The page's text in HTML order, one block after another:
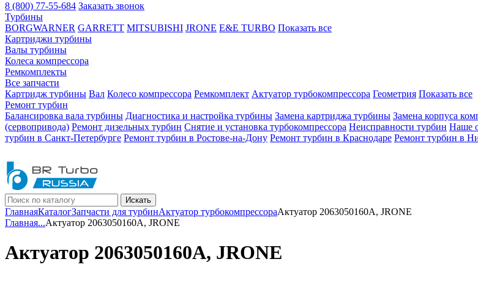
8 (800) 77-55-684 Заказать звонок
Турбины
BORGWARNER GARRETT MITSUBISHI JRONE E&E TURBO Показать все
Картриджи турбины
Валы турбины
Колеса компрессора
Ремкомплекты
Все запчасти
Картридж турбины Вал Колесо компрессора Ремкомплект Актуатор турбокомпрессора Геометрия Показать все
Ремонт турбин
Балансировка вала турбины Диагностика и настройка турбины Замена картриджа турбины Замена корпуса
(сервопривода) Ремонт дизельных турбин Снятие и установка турбокомпрессора Неисправности турбин Наше
турбин в Санкт-Петербурге Ремонт турбин в Ростове-на-Дону Ремонт турбин в Краснодаре Ремонт турбин в
Искать
ГлавнаяКаталогЗапчасти для турбинАктуатор турбокомпрессораАктуатор 2063050160A, JRONE
Главная...Актуатор 2063050160A, JRONE
Актуатор 2063050160A, JRONE